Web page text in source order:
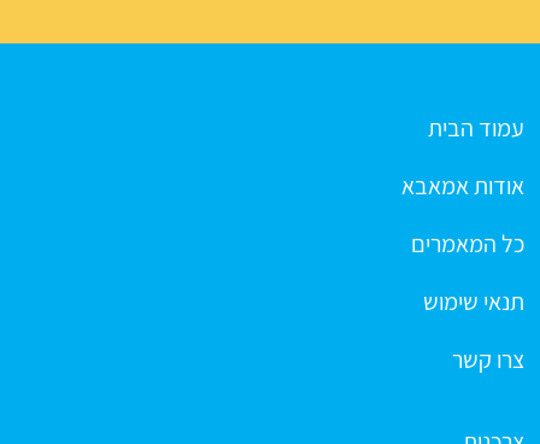
עמוד הבית
אודות אמאבא
כל המאמרים
תנאי שימוש
צרו קשר